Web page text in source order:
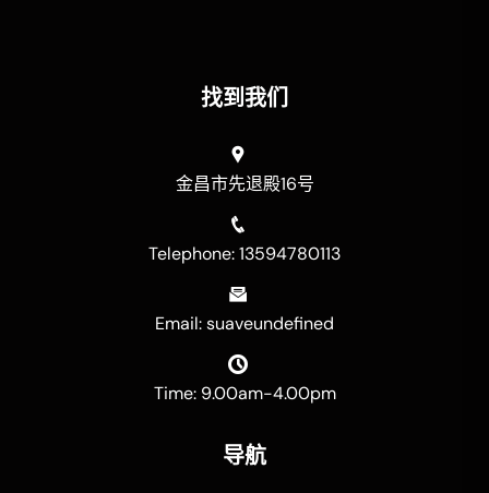
找到我们
金昌市先退殿16号
Telephone: 13594780113
Email: suaveundefined
Time: 9.00am-4.00pm
导航